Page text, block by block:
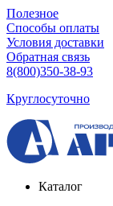
Полезное
Способы оплаты
Условия доставки
Обратная связь
8(800)350-38-93
Круглосуточно
Каталог